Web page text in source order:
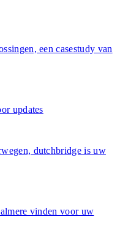
een casestudy van
updates
dutchbridge is uw
vinden voor uw